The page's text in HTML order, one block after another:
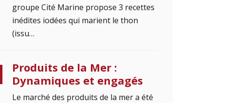
groupe Cité Marine propose 3 recettes
inédites iodées qui marient le thon
(issu…
Produits de la Mer :
Dynamiques et engagés
Le marché des produits de la mer a été